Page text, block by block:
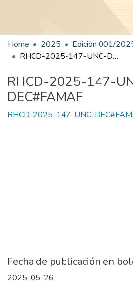
Home 2025
RHCD-2025-147-UNC-DEC#FAMAF
RHCD-2025-147-
DEC#FAMAF
RHCD-2025-147-UNC-
Fecha de publicación en
2025-05-26